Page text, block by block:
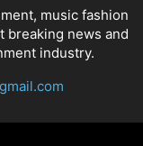
music fashion
breaking news and
industry.